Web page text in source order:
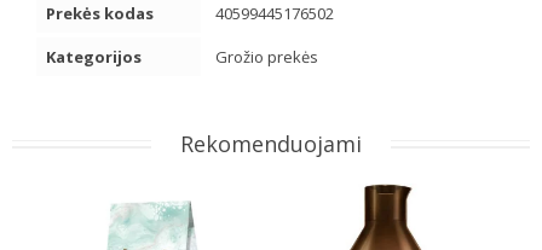
Prekės kodas
40599445176502
Kategorijos
Grožio prekės
Rekomenduojami